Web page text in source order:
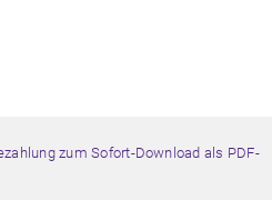
zum Sofort-Download als PDF-